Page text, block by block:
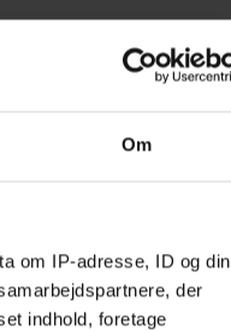
Om
om IP-adresse, ID og din
der
indhold, foretage